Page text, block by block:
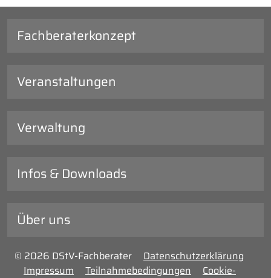
Fachberaterkonzept
Veranstaltungen
Verwaltung
Infos & Downloads
Über uns
© 2026 DStV-Fachberater
Datenschutzerklärung
Impressum
Teilnahmebedingungen
Cookie-